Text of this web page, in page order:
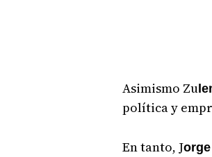
Asimismo Zu
política y
En tanto, J